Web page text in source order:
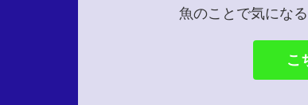
魚のことで気にな
こ